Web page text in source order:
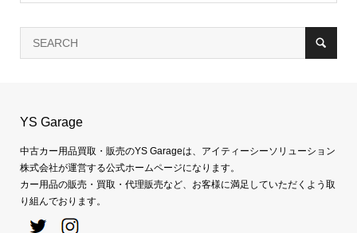
YS Garage
中古カー用品買取・販売のYS Garageは、アイティーシーソリューション
株式会社が運営する公式ホームページになります。
カー用品の販売・買取・代理販売など、お客様に満足していただくよう取
り組んでおります。